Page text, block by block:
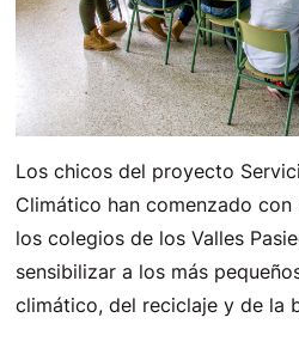
Los chicos del proyecto
Climático han comenzado con
los colegios de los Valles
sensibilizar a los más
climático, del reciclaje y de la